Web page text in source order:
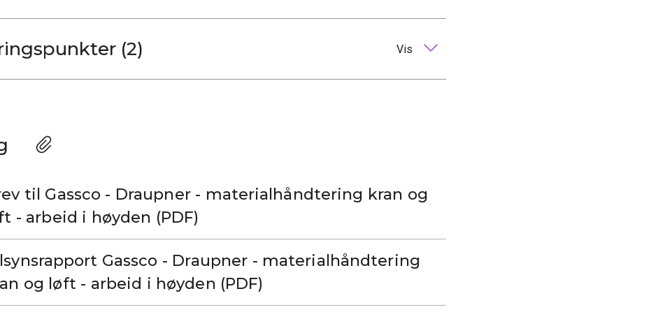
Forbedringspunkter (2) Vis
til Gassco - Draupner - materialhåndtering kran og
- arbeid i høyden (PDF)
Gassco - Draupner - materialhåndtering
og løft - arbeid i høyden (PDF)